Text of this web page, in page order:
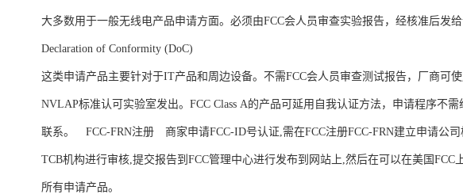
大多数用于一般无线电产品申请方面。必须由FCC会人员审查实验报告，经核准后发给
Declaration of Conformity (DoC)
这类申请产品主要针对于IT产品和周边设备。不需FCC会人员审查测试报告，厂商可
NVLAP标准认可实验室发出。FCC Class A的产品可延用自我认证方法，申请程序不
联系。 FCC-FRN注册 商家申请FCC-ID号认证,需在FCC注册FCC-FRN建立申请公
TCB机构进行审核,提交报告到FCC管理中心进行发布到网站上,然后在可以在美国
所有申请产品。